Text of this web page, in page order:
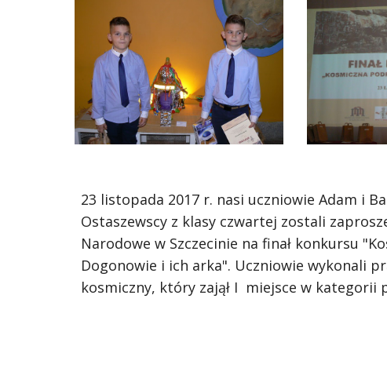
23 listopada 2017 r. nasi uczniowie Adam i
Ostaszewscy z klasy czwartej zostali
Narodowe w Szczecinie na finał konkursu
Dogonowie i ich arka". Uczniowie wykonali
kosmiczny, który zajął I  miejsce w kategorii